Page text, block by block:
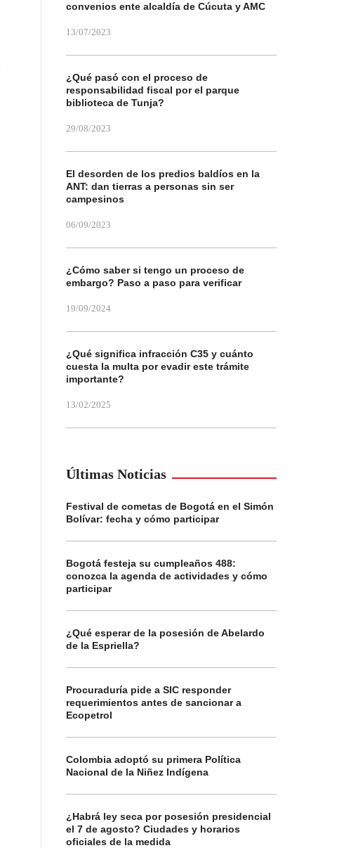
convenios ente alcaldía de Cúcuta y AMC
13/07/2023
¿Qué pasó con el proceso de
responsabilidad fiscal por el parque
biblioteca de Tunja?
29/08/2023
El desorden de los predios baldíos en la
ANT: dan tierras a personas sin ser
campesinos
06/09/2023
¿Cómo saber si tengo un proceso de
embargo? Paso a paso para verificar
19/09/2024
¿Qué significa infracción C35 y cuánto
cuesta la multa por evadir este trámite
importante?
13/02/2025
Últimas Noticias
Festival de cometas de Bogotá en el Simón
Bolívar: fecha y cómo participar
Bogotá festeja su cumpleaños 488:
conozca la agenda de actividades y cómo
participar
¿Qué esperar de la posesión de Abelardo
de la Espriella?
Procuraduría pide a SIC responder
requerimientos antes de sancionar a
Ecopetrol
Colombia adoptó su primera Política
Nacional de la Niñez Indígena
¿Habrá ley seca por posesión presidencial
el 7 de agosto? Ciudades y horarios
oficiales de la medida